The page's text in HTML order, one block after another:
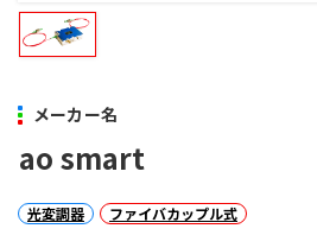
メーカー名
ao smart
光変調器 ファイバカップル式